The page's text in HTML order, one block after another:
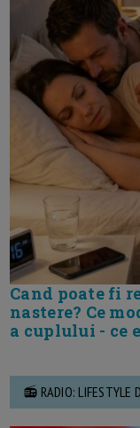
Cand poate fi
nastere? Ce
a cuplului - ce
📻 RADIO: LIFESTYLE